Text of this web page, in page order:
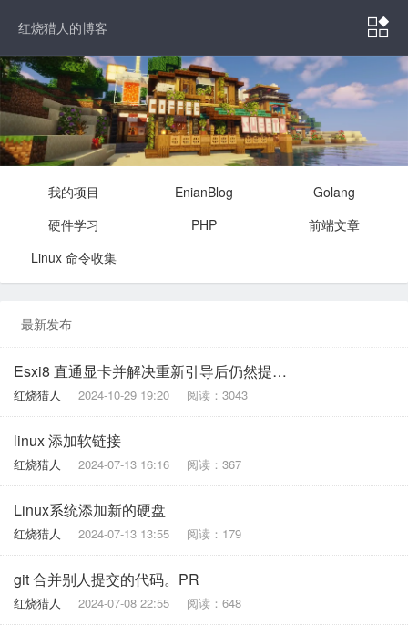
红烧猎人的博客 
我的项目 EnianBlog
Golang
硬件学习
PHP
前端文章
Linux 命令收集
最新发布
Esxi8 直通显卡并解决重新引导后仍然提示“已启用 / 需要重新引导”
红烧猎人 2024-10-29 19:20 阅读：3043
linux 添加软链接
红烧猎人 2024-07-13 16:16 阅读：367
Linux系统添加新的硬盘
红烧猎人 2024-07-13 13:55 阅读：179
git 合并别人提交的代码。PR
红烧猎人 2024-07-08 22:55 阅读：648